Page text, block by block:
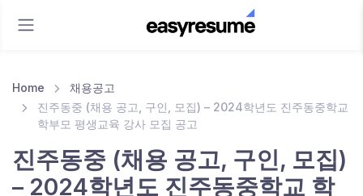
Home
채용공고
진주동중 (채용 공고, 구인, 모집) – 2024학년도 진주동중학교
학부모 평생교육 강사 모집 공고
진주동중 (채용 공고, 구인, 모집)
– 2024학년도 진주동중학교 학